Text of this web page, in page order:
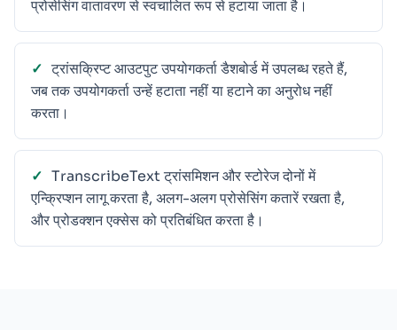
प्रोसेसिंग वातावरण से स्वचालित रूप से हटाया जाता है।
ट्रांसक्रिप्ट आउटपुट उपयोगकर्ता डैशबोर्ड में उपलब्ध रहते हैं,
जब तक उपयोगकर्ता उन्हें हटाता नहीं या हटाने का अनुरोध नहीं
करता।
TranscribeText ट्रांसमिशन और स्टोरेज दोनों में
एन्क्रिप्शन लागू करता है, अलग-अलग प्रोसेसिंग कतारें रखता है,
और प्रोडक्शन एक्सेस को प्रतिबंधित करता है।